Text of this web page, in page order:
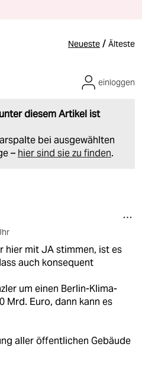
Neueste / Älteste
diesem Artikel ist
bei ausgewählten
– hier sind sie zu finden.
einloggen
hier mit JA stimmen, ist es
auch konsequent
um einen Berlin-Klima-
Mrd. Euro, dann kann es
aller öffentlichen Gebäude